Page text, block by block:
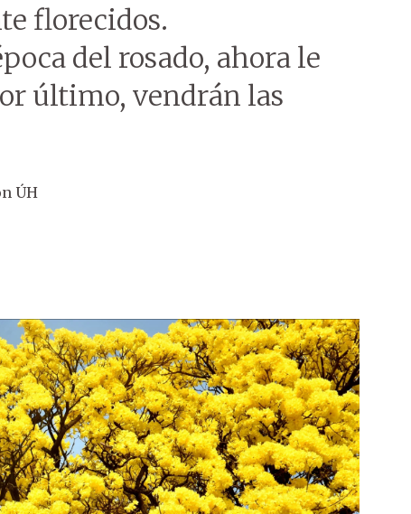
florecidos.
del rosado, ahora le
último, vendrán las
ÚH